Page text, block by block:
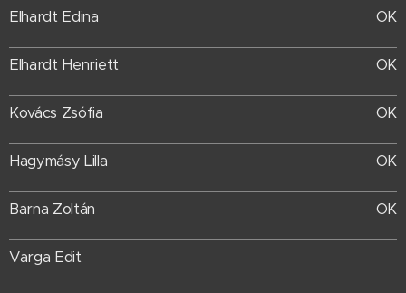
Elhardt Edina OK
Elhardt Henriett OK
Kovács Zsófia OK
Hagymásy Lilla OK
Barna Zoltán OK
Varga Edit